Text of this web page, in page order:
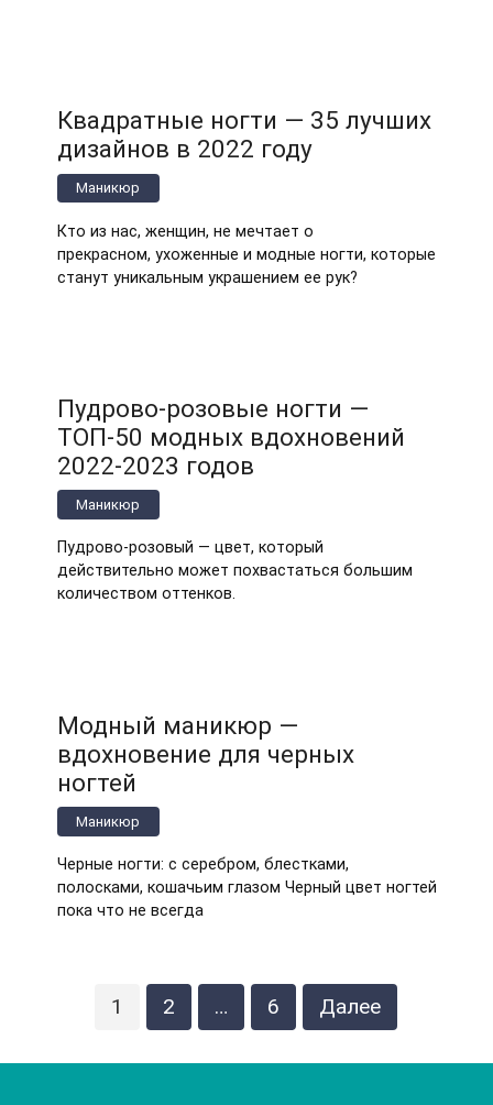
Квадратные ногти — 35 лучших
дизайнов в 2022 году
Маникюр
Кто из нас, женщин, не мечтает о
прекрасном, ухоженные и модные ногти, которые
станут уникальным украшением ее рук?
Пудрово-розовые ногти —
ТОП-50 модных вдохновений
2022-2023 годов
Маникюр
Пудрово-розовый — цвет, который
действительно может похвастаться большим
количеством оттенков.
Модный маникюр —
вдохновение для черных
ногтей
Маникюр
Черные ногти: с серебром, блестками,
полосками, кошачьим глазом Черный цвет ногтей
пока что не всегда
1 2 … 6 Далее